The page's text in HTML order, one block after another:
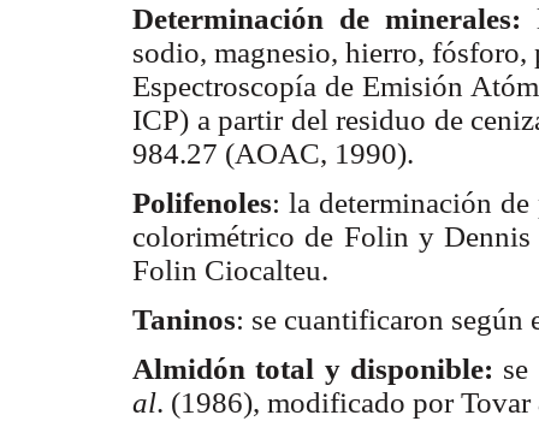
Determinación de minerales:
sodio, magnesio, hierro,
Espectroscopía de Emisión
ICP) a partir del residuo de
984.27 (AOAC, 1990).
Polifenoles: la determinación
colorimétrico de Folin y
Folin Ciocalteu.
Taninos: se cuantificaron según
Almidón total y disponible:
al. (1986), modificado por Tovar